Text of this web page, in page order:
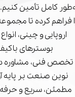
کامل تأمین
فراهم کرده تا
اروپایی و چینی،
بوسترهای
تخصص فنی، مشاوره
نوین صنعت بر پایه
مطمئن، سریع و